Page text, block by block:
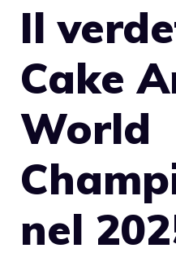
Il
Cake
World
nel